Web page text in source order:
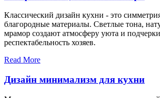
Классический дизайн кухни - это
благородные материалы. Светлые тона,
мрамор создают атмосферу уюта и
респектабельность хозяев.
Read More
Дизайн минимализм для кухни